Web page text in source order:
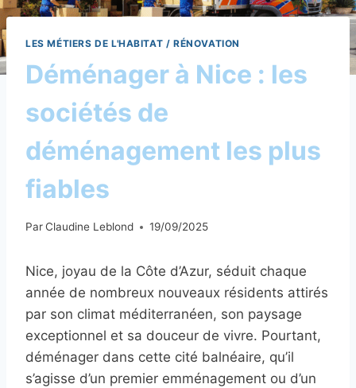
LES MÉTIERS DE L'HABITAT / RÉNOVATION
Déménager à Nice : les
sociétés de
déménagement les plus
fiables
ParClaudine Leblond 19/09/2025
Nice, joyau de la Côte d’Azur, séduit chaque
année de nombreux nouveaux résidents attirés
par son climat méditerranéen, son paysage
exceptionnel et sa douceur de vivre. Pourtant,
déménager dans cette cité balnéaire, qu’il
s’agisse d’un premier emménagement ou d’un